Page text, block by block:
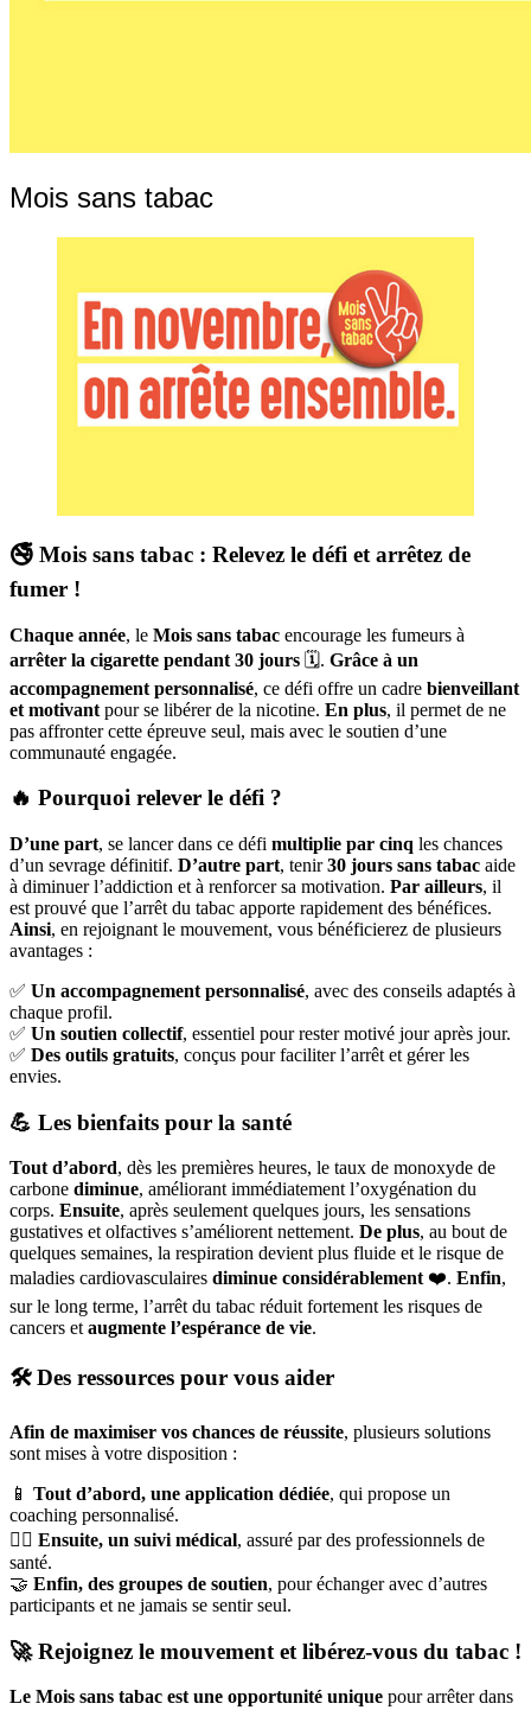
Mois sans tabac
🚭 Mois sans tabac : Relevez le défi et arrêtez de
fumer !
Chaque année, le Mois sans tabac encourage les fumeurs à
arrêter la cigarette pendant 30 jours 🗓️. Grâce à un
accompagnement personnalisé, ce défi offre un cadre bienveillant
et motivant pour se libérer de la nicotine. En plus, il permet de ne
pas affronter cette épreuve seul, mais avec le soutien d’une
communauté engagée.
🔥 Pourquoi relever le défi ?
D’une part, se lancer dans ce défi multiplie par cinq les chances
d’un sevrage définitif. D’autre part, tenir30 jours sans tabac aide
à diminuer l’addiction et à renforcer sa motivation. Par ailleurs, il
est prouvé que l’arrêt du tabac apporte rapidement des bénéfices.
Ainsi, en rejoignant le mouvement, vous bénéficierez de plusieurs
avantages :
✅ Un accompagnement personnalisé, avec des conseils adaptés à
chaque profil.
✅ Un soutien collectif, essentiel pour rester motivé jour après jour.
✅ Des outils gratuits, conçus pour faciliter l’arrêt et gérer les
envies.
💪 Les bienfaits pour la santé
Tout d’abord, dès les premières heures, le taux de monoxyde de
carbone diminue, améliorant immédiatement l’oxygénation du
corps. Ensuite, après seulement quelques jours, les sensations
gustatives et olfactives s’améliorent nettement. De plus, au bout de
quelques semaines, la respiration devient plus fluide et le risque de
maladies cardiovasculaires diminue considérablement❤️. Enfin,
sur le long terme, l’arrêt du tabac réduit fortement les risques de
cancers etaugmente l’espérance de vie.
🛠️ Des ressources pour vous aider
Afin de maximiser vos chances de réussite, plusieurs solutions
sont mises à votre disposition :
📱 Tout d’abord, une application dédiée, qui propose un
coaching personnalisé.
👩‍⚕️ Ensuite, un suivi médical, assuré par des professionnels de
santé.
🤝 Enfin, des groupes de soutien, pour échanger avec d’autres
participants et ne jamais se sentir seul.
🚀 Rejoignez le mouvement et libérez-vous du tabac !
Le Mois sans tabac est une opportunité unique pour arrêter dans